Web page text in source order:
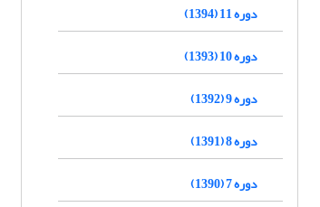
دوره 11 (1394)
دوره 10 (1393)
دوره 9 (1392)
دوره 8 (1391)
دوره 7 (1390)